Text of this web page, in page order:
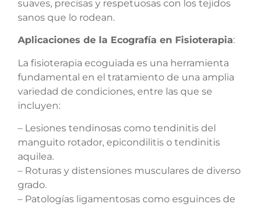
suaves, precisas y respetuosas con los tejidos
sanos que lo rodean.
Aplicaciones de la Ecografía en Fisioterapia:
La fisioterapia ecoguiada es una herramienta
fundamental en el tratamiento de una amplia
variedad de condiciones, entre las que se
incluyen:
– Lesiones tendinosas como tendinitis del
manguito rotador, epicondilitis o tendinitis
aquilea.
– Roturas y distensiones musculares de diverso
grado.
– Patologías ligamentosas como esguinces de